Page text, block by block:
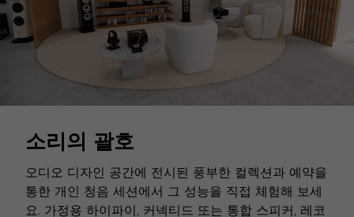
소리의 괄호
오디오 디자인 공간에 전시된 풍부한 컬렉션과 예약을
통한 개인 청음 세션에서 그 성능을 직접 체험해 보세
요. 가정용 하이파이, 커넥티드 또는 통합 스피커, 레코